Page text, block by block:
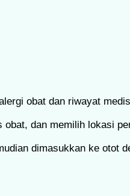
obat dan riwayat
dan memilih lokasi
dimasukkan ke otot